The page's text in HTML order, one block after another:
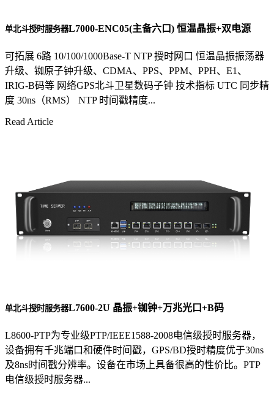
单北斗授时服务器L7000-ENC05(主备六口) 恒温晶振+双电源
可拓展 6路 10/100/1000Base-T NTP 授时网口 恒温晶振振荡器
升级、铷原子钟升级、CDMA、PPS、PPM、PPH、E1、
IRIG-B码等 网络GPS北斗卫星数码子钟 技术指标 UTC 同步精
度 30ns（RMS） NTP 时间戳精度...
Read Article
单北斗授时服务器L7600-2U 晶振+铷钟+万兆光口+B码
L8600-PTP为专业级PTP/IEEE1588-2008电信级授时服务器，
设备拥有千兆端口和硬件时间戳，GPS/BD授时精度优于30ns
及8ns时间戳分辨率。设备在市场上具备很高的性价比。PTP
电信级授时服务器...